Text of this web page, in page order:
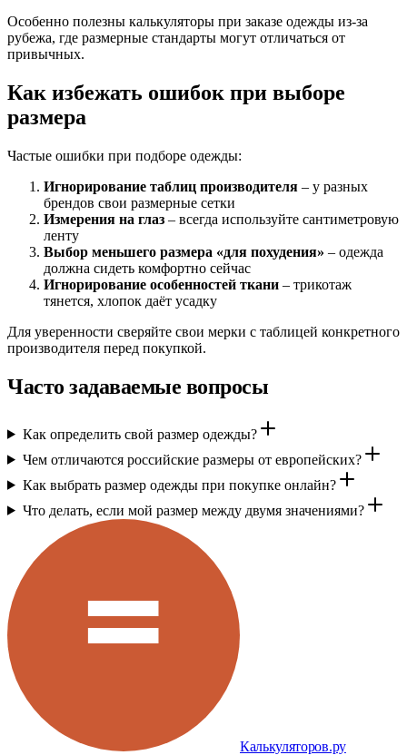
Особенно полезны калькуляторы при заказе одежды из-за
рубежа, где размерные стандарты могут отличаться от
привычных.
Как избежать ошибок при выборе
размера
Частые ошибки при подборе одежды:
Игнорирование таблиц производителя – у разных
брендов свои размерные сетки
Измерения на глаз – всегда используйте сантиметровую
ленту
Выбор меньшего размера «для похудения» – одежда
должна сидеть комфортно сейчас
Игнорирование особенностей ткани – трикотаж
тянется, хлопок даёт усадку
Для уверенности сверяйте свои мерки с таблицей конкретного
производителя перед покупкой.
Часто задаваемые вопросы
Как определить свой размер одежды?
Чем отличаются российские размеры от европейских?
Как выбрать размер одежды при покупке онлайн?
Что делать, если мой размер между двумя значениями?
Калькуляторов.ру